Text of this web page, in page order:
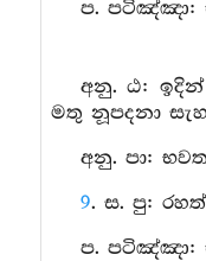
ප. පටිඤ්ඤා:
අනු. ඨ:
මතු නූපදනා
අනු. පා:
9. ස. පු:
ප. පටිඤ්ඤා: